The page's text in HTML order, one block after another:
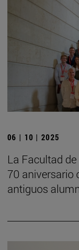
06 | 10 | 2025
La Facultad
70 aniversario
antiguos